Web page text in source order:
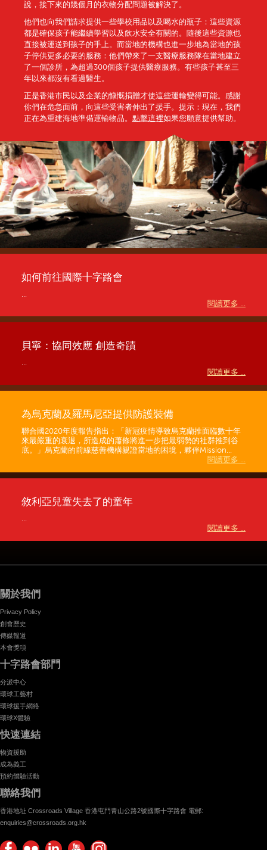
說，接下來的幾個月的衣物分配問題被解決了。
他們也向我們請求提供一些學校用品以及喝水的瓶子：這些資源
都是確保孩子能繼續學習以及飲水安全有關的。隨後這些資源也
直接被運送到孩子的手上。而當地的機構也進一步地為當地的孩
子停供更多必要的服務：他們帶來了一支醫療服務隊在當地建立
了一個診所，為超過300個孩子提供醫療服務。有些孩子甚至三
年以來都沒有看過醫生。
正是香港市民以及企業的慷慨捐贈才使這些運輸變得可能。感謝
你們在危急面前，向這些受害者伸出了援手。提示：現在，我們
正在為重建海地準備運輸物品。 點擊這裡如果您願意提供幫助。
如何前往國際十字路會
...
閱讀更多 ...
貝寧：協同效應 創造奇蹟
...
閱讀更多 ...
為烏克蘭及羅馬尼亞提供防護裝備
聯合國2020年度報告指出：「新冠疫情導致烏克蘭推面臨數十年
來最嚴重的衰退，所造成的蕭條將進一步把最弱勢的社群推到谷
底。」烏克蘭的前線慈善機構親證當地的困境，夥伴Mission...
閱讀更多 ...
敘利亞兒童失去了的童年
...
閱讀更多 ...
關於我們
Privacy Policy
創會歷史
傳媒報道
本會獎項
十字路會部門
分派中心
環球工藝村
環球援手網絡
環球X體驗
快速連結
物資援助
成為義工
預約體驗活動
聯絡我們
香港地址 Crossroads Village 香港屯門青山公路2號國際十字路會 電郵:
enquiries@crossroads.org.hk